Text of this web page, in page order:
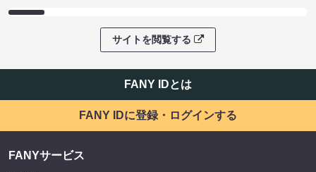
サイトを閲覧する
FANY IDとは
FANY IDに登録・ログインする
FANYサービス